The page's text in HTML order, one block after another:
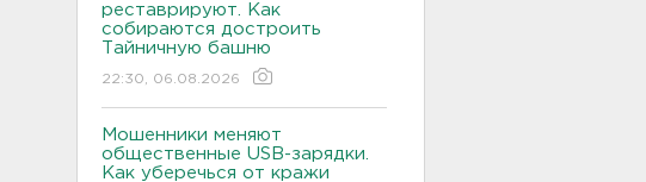
реставрируют. Как
собираются достроить
Тайничную башню
22:30, 06.08.2026
Мошенники меняют
общественные USB-зарядки.
Как уберечься от кражи